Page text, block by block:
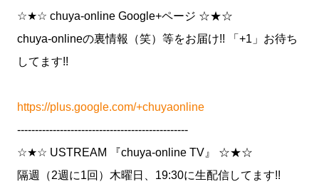
☆★☆ chuya-online Google+ページ ☆★☆
chuya-onlineの裏情報（笑）等をお届け!! 「+1」お待ち
してます!!
https://plus.google.com/+chuyaonline
------------------------------------------------
☆★☆ USTREAM 『chuya-online TV』 ☆★☆
隔週（2週に1回）木曜日、19:30に生配信してます!!